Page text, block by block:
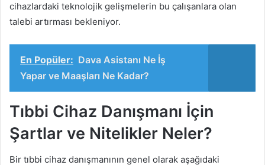
cihazlardaki teknolojik gelişmelerin bu çalışanlara olan
talebi artırması bekleniyor.
En Popüler: Dava Asistanı Ne İş
Yapar ve Maaşları Ne Kadar?
Tıbbi Cihaz Danışmanı İçin
Şartlar ve Nitelikler Neler?
Bir tıbbi cihaz danışmanının genel olarak aşağıdaki